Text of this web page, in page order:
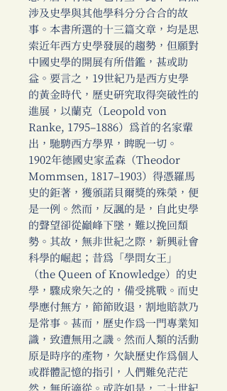
涉及史學與其他學科分分合合的故
事。本書所選的十三篇文章，均是思
索近年西方史學發展的趨勢，但願對
中國史學的開展有所借鑑，甚或助
益。要言之，19世紀乃是西方史學
的黃金時代，歷史研究取得突破性的
進展，以蘭克（Leopold von
Ranke, 1795–1886）為首的名家輩
出，馳騁西方學界，睥睨一切。
1902年德國史家孟森（Theodor
Mommsen, 1817–1903）得憑羅馬
史的鉅著，獲頒諾貝爾獎的殊榮，便
是一例。然而，反諷的是，自此史學
的聲望卻從巔峰下墜，難以挽回頹
勢。其故，無非世紀之際，新興社會
科學的崛起；昔為「學問女王」
（the Queen of Knowledge）的史
學，驟成眾矢之的，備受挑戰。而史
學應付無方，節節敗退，割地賠款乃
是常事。甚而，歷史作為一門專業知
識，致遭無用之譏。然而人類的活動
原是時序的產物，欠缺歷史作為個人
或群體記憶的指引，人們難免茫茫